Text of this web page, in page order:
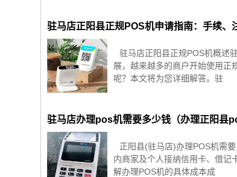
驻马店正阳县正规POS机申请指南：手续、
驻马店正阳县正规POS机概述
展，越来越多的商户开始使用正
呢？本文将为您详细解答。驻
驻马店办理pos机需要多少钱（办理正阳县
正阳县(驻马店)办理POS机需
内商家及个人接纳信用卡、借记
解办理POS机的具体成本成